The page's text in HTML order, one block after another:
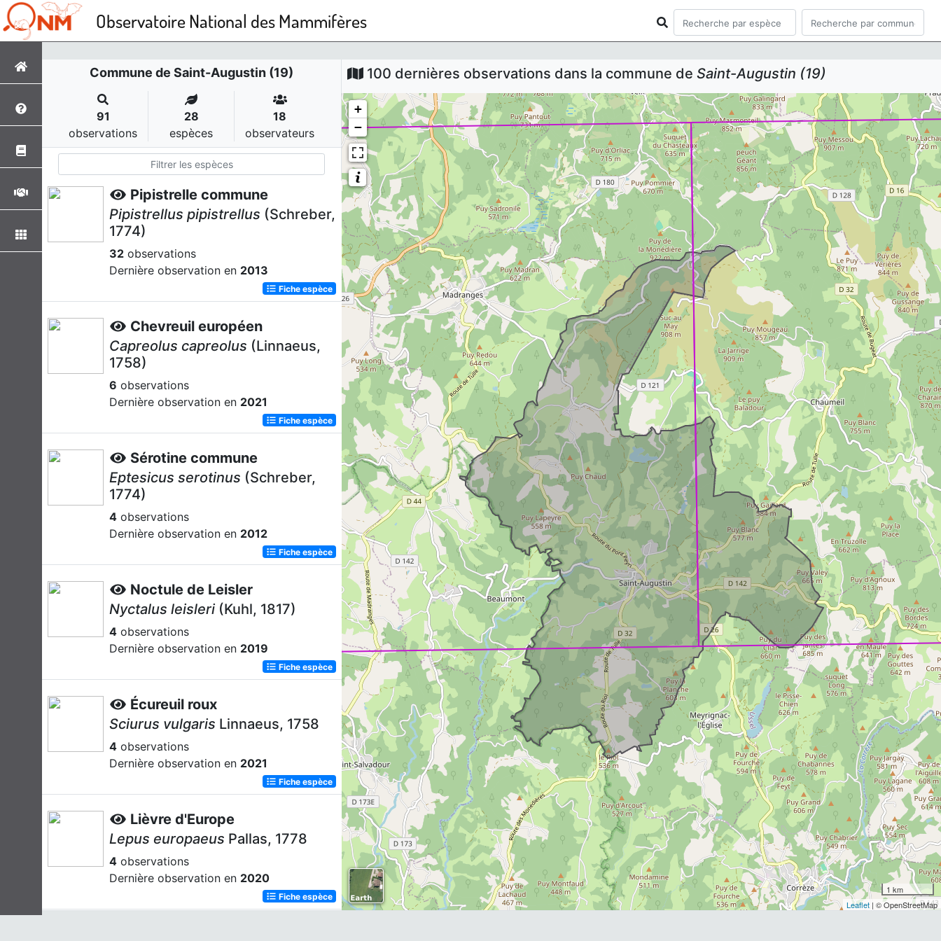
Observatoire National des Mammifères
Commune de Saint-Augustin (19)
91
observations
28
espèces
18
observateurs
Pipistrelle commune
Pipistrellus pipistrellus (Schreber,
1774)
32 observations
Dernière observation en 2013
Fiche espèce
Chevreuil européen
Capreolus capreolus (Linnaeus,
1758)
6 observations
Dernière observation en 2021
Fiche espèce
Sérotine commune
Eptesicus serotinus (Schreber,
1774)
4 observations
Dernière observation en 2012
Fiche espèce
Noctule de Leisler
Nyctalus leisleri (Kuhl, 1817)
4 observations
Dernière observation en 2019
Fiche espèce
Écureuil roux
Sciurus vulgaris Linnaeus, 1758
4 observations
Dernière observation en 2021
Fiche espèce
Lièvre d'Europe
Lepus europaeus Pallas, 1778
4 observations
Dernière observation en 2020
Fiche espèce
100 dernières observations dans la commune de Saint-Augustin (19)
+
−
1 km
Leaflet | © OpenStreetMap